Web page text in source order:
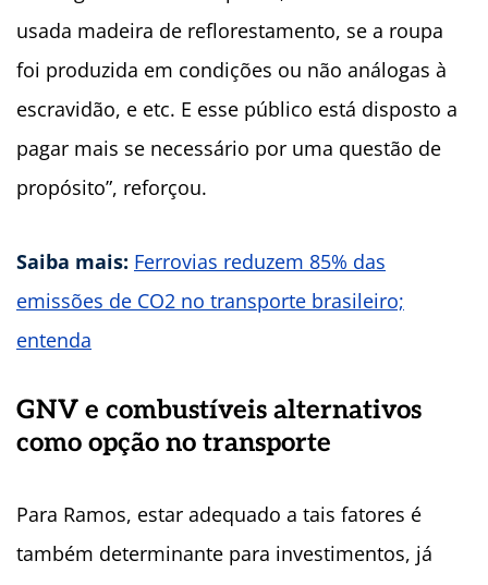
usada madeira de reflorestamento, se a roupa
foi produzida em condições ou não análogas à
escravidão, e etc. E esse público está disposto a
pagar mais se necessário por uma questão de
propósito”, reforçou.
Saiba mais: Ferrovias reduzem 85% das
emissões de CO2 no transporte brasileiro;
entenda
GNV e combustíveis alternativos
como opção no transporte
Para Ramos, estar adequado a tais fatores é
também determinante para investimentos, já